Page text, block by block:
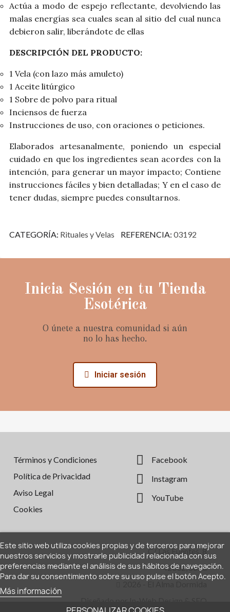
Actúa a modo de espejo reflectante, devolviendo las
malas energías sea cuales sean al sitio del cual nunca
debieron salir, liberándote de ellas
DESCRIPCIÓN DEL PRODUCTO:
1 Vela (con lazo más amuleto)
1 Aceite litúrgico
1 Sobre de polvo para ritual
Inciensos de fuerza
Instrucciones de uso, con oraciones o peticiones.
Elaborados artesanalmente, poniendo un especial
cuidado en que los ingredientes sean acordes con la
intención, para generar un mayor impacto; Contiene
instrucciones fáciles y bien detalladas; Y en el caso de
tener dudas, siempre puedes consultarnos.
CATEGORÍA Rituales y Velas REFERENCIA 03192
Inicia Sesión en tu Tienda
Esotérica
O únete a nuestra comunidad si aún
no lo has hecho.
Iniciar sesión
Este sitio web utiliza cookies propias y de terceros para mejorar
nuestros servicios y mostrarle publicidad relacionada con sus
preferencias mediante el análisis de sus hábitos de navegación.
Para dar su consentimiento sobre su uso pulse el botón Acepto.
Más información
Términos y Condiciones
Política de Privacidad
Aviso Legal
Cookies
Facebook
Instagram
YouTube
C/ Las Fuentes, 8
42002, Soria
2026 - El Alma Dormida